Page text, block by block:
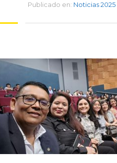
Publicado en: Noticias 2025